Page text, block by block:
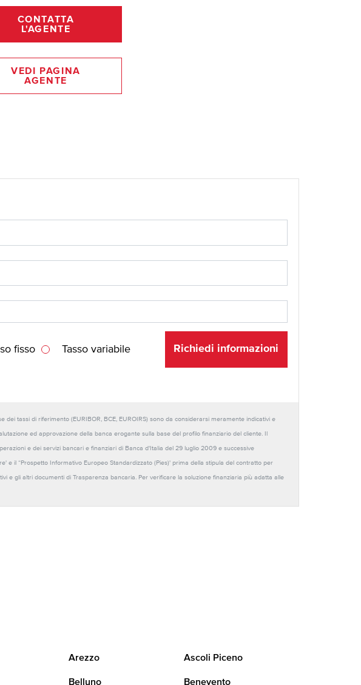
CONTATTA
L'AGENTE
VEDI PAGINA
AGENTE
fisso Tasso variabile Richiedi informazioni
dei tassi di riferimento (EURIBOR, BCE, EUROIRS) sono da considerarsi meramente indicativi e
ed approvazione della banca erogante sulla base del profilo finanziario del cliente. Il
e dei servizi bancari e finanziari di Banca d'Italia del 29 luglio 2009 e successive
e il “Prospetto Informativo Europeo Standardizzato (Pies)' prima della stipula del contratto per
e gli altri documenti di Trasparenza bancaria. Per verificare la soluzione finanziaria più adatta alle
Arezzo Ascoli Piceno
Belluno Benevento